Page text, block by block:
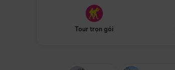
Tour trọn gói